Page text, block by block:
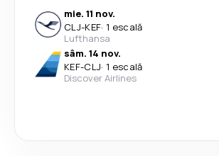
mie. 11 nov.
CLJ-KEF· 1 escală
Lufthansa
sâm. 14 nov.
KEF-CLJ· 1 escală
Discover Airlines